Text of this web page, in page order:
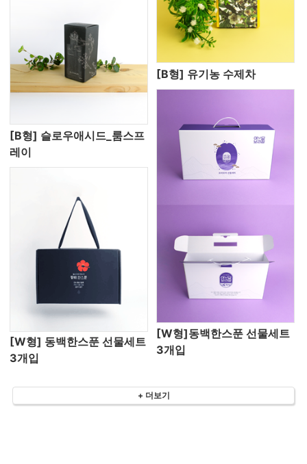
[B형] 슬로우애시드_룸스프
레이
[B형] 유기농 수제차
[W형] 동백한스푼 선물세트
3개입
[W형]동백한스푼 선물세트
3개입
+ 더보기